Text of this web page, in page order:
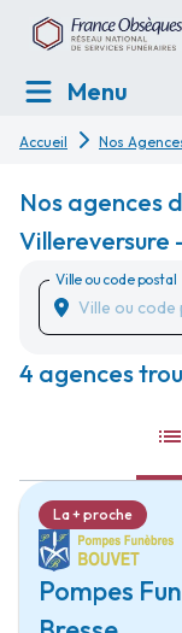
Menu
Accueil Nos
Nos agences
Villereversure
Ville ou code postal
4 agences
Pompes
La + proche